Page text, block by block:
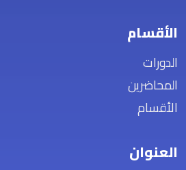
الأقسام
الدورات
المحاضرين
الأقسام
العنوان